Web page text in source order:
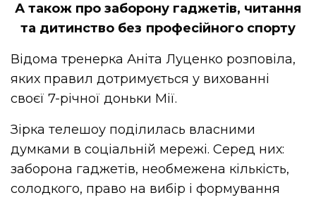
А також про заборону гаджетів, читання
та дитинство без професійного спорту
Відома тренерка Аніта Луценко розповіла,
яких правил дотримується у вихованні
своєї 7-річної доньки Мії.
Зірка телешоу поділилась власними
думками в соціальній мережі. Серед них:
заборона гаджетів, необмежена кількість,
солодкого, право на вибір і формування